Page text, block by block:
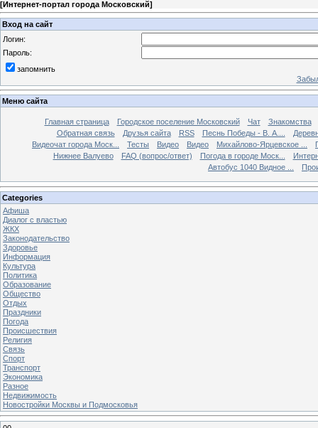
[Интернет-портал города Московский]
Вход на сайт
Логин:
Пароль:
запомнить
Меню сайта
Главная страница Городское поселение Московский Чат
Знакомства
Обратная связь
Друзья сайта RSS Песнь Победы - В. А....
Видеочат города Моск...
Тесты Видео Видео Михайлово-Ярцевское ...
Нижнее Валуево
FAQ (вопрос/ответ) Погода в городе Моск...
Автобус 1040 Видное ...
Categories
Афиша
Диалог с властью
ЖКХ
Законодательство
Здоровье
Информация
Культура
Политика
Образование
Общество
Отдых
Праздники
Погода
Происшествия
Религия
Связь
Спорт
Транспорт
Экономика
Разное
Недвижимость
Новостройки Москвы и Подмосковья